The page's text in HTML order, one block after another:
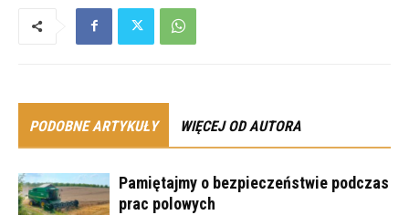
PODOBNE ARTYKUŁY WIĘCEJ OD AUTORA
Pamiętajmy o bezpieczeństwie podczas
prac polowych